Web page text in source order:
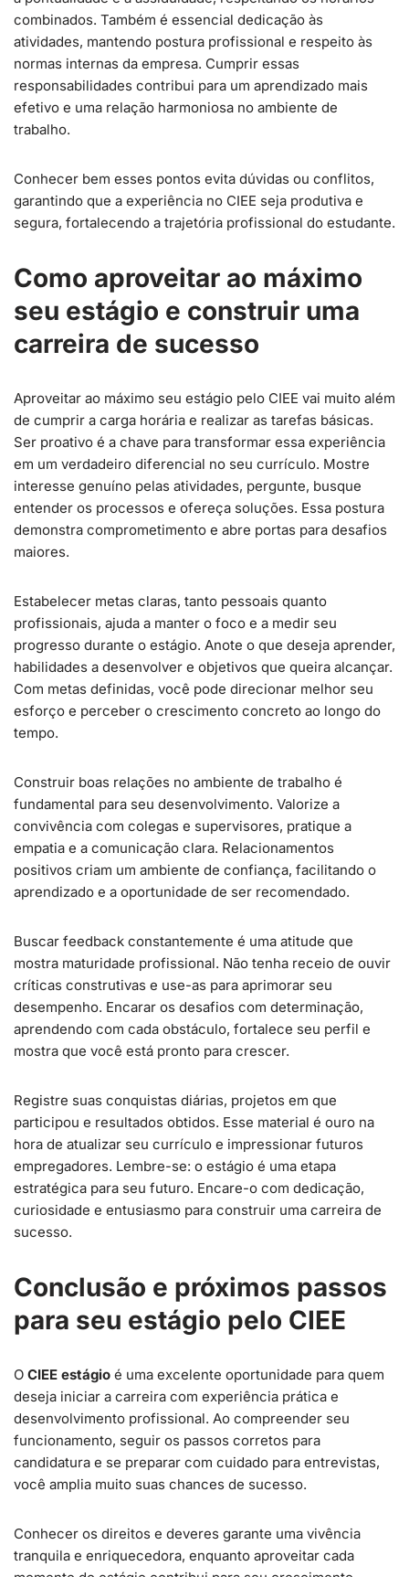
combinados. Também é essencial dedicação às
atividades, mantendo postura profissional e respeito às
normas internas da empresa. Cumprir essas
responsabilidades contribui para um aprendizado mais
efetivo e uma relação harmoniosa no ambiente de
trabalho.
Conhecer bem esses pontos evita dúvidas ou conflitos,
garantindo que a experiência no CIEE seja produtiva e
segura, fortalecendo a trajetória profissional do estudante.
Como aproveitar ao máximo
seu estágio e construir uma
carreira de sucesso
Aproveitar ao máximo seu estágio pelo CIEE vai muito além
de cumprir a carga horária e realizar as tarefas básicas.
Ser proativo é a chave para transformar essa experiência
em um verdadeiro diferencial no seu currículo. Mostre
interesse genuíno pelas atividades, pergunte, busque
entender os processos e ofereça soluções. Essa postura
demonstra comprometimento e abre portas para desafios
maiores.
Estabelecer metas claras, tanto pessoais quanto
profissionais, ajuda a manter o foco e a medir seu
progresso durante o estágio. Anote o que deseja aprender,
habilidades a desenvolver e objetivos que queira alcançar.
Com metas definidas, você pode direcionar melhor seu
esforço e perceber o crescimento concreto ao longo do
tempo.
Construir boas relações no ambiente de trabalho é
fundamental para seu desenvolvimento. Valorize a
convivência com colegas e supervisores, pratique a
empatia e a comunicação clara. Relacionamentos
positivos criam um ambiente de confiança, facilitando o
aprendizado e a oportunidade de ser recomendado.
Buscar feedback constantemente é uma atitude que
mostra maturidade profissional. Não tenha receio de ouvir
críticas construtivas e use-as para aprimorar seu
desempenho. Encarar os desafios com determinação,
aprendendo com cada obstáculo, fortalece seu perfil e
mostra que você está pronto para crescer.
Registre suas conquistas diárias, projetos em que
participou e resultados obtidos. Esse material é ouro na
hora de atualizar seu currículo e impressionar futuros
empregadores. Lembre-se: o estágio é uma etapa
estratégica para seu futuro. Encare-o com dedicação,
curiosidade e entusiasmo para construir uma carreira de
sucesso.
Conclusão e próximos passos
para seu estágio pelo CIEE
O CIEE estágio é uma excelente oportunidade para quem
deseja iniciar a carreira com experiência prática e
desenvolvimento profissional. Ao compreender seu
funcionamento, seguir os passos corretos para
candidatura e se preparar com cuidado para entrevistas,
você amplia muito suas chances de sucesso.
Conhecer os direitos e deveres garante uma vivência
tranquila e enriquecedora, enquanto aproveitar cada